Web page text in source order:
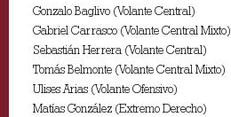
Gonzalo Baglivo (Volante Central)
Gabriel Carrasco (Volante Central Mixto)
Sebastián Herrera (Volante Central)
Tomás Belmonte (Volante Central Mixto)
Ulises Arias (Volante Ofensivo)
Matías González (Extremo Derecho)